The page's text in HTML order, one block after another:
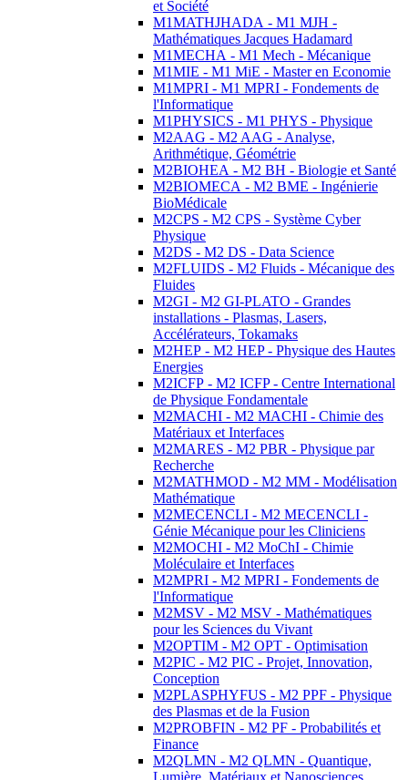
et Société
M1MATHJHADA - M1 MJH -
Mathématiques Jacques Hadamard
M1MECHA - M1 Mech - Mécanique
M1MIE - M1 MiE - Master en Economie
M1MPRI - M1 MPRI - Fondements de
l'Informatique
M1PHYSICS - M1 PHYS - Physique
M2AAG - M2 AAG - Analyse,
Arithmétique, Géométrie
M2BIOHEA - M2 BH - Biologie et Santé
M2BIOMECA - M2 BME - Ingénierie
BioMédicale
M2CPS - M2 CPS - Système Cyber
Physique
M2DS - M2 DS - Data Science
M2FLUIDS - M2 Fluids - Mécanique des
Fluides
M2GI - M2 GI-PLATO - Grandes
installations - Plasmas, Lasers,
Accélérateurs, Tokamaks
M2HEP - M2 HEP - Physique des Hautes
Energies
M2ICFP - M2 ICFP - Centre International
de Physique Fondamentale
M2MACHI - M2 MACHI - Chimie des
Matériaux et Interfaces
M2MARES - M2 PBR - Physique par
Recherche
M2MATHMOD - M2 MM - Modélisation
Mathématique
M2MECENCLI - M2 MECENCLI -
Génie Mécanique pour les Cliniciens
M2MOCHI - M2 MoChI - Chimie
Moléculaire et Interfaces
M2MPRI - M2 MPRI - Fondements de
l'Informatique
M2MSV - M2 MSV - Mathématiques
pour les Sciences du Vivant
M2OPTIM - M2 OPT - Optimisation
M2PIC - M2 PIC - Projet, Innovation,
Conception
M2PLASPHYFUS - M2 PPF - Physique
des Plasmas et de la Fusion
M2PROBFIN - M2 PF - Probabilités et
Finance
M2QLMN - M2 QLMN - Quantique,
Lumière, Matériaux et Nanosciences